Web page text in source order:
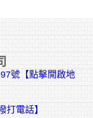
號【點擊開啟地
打電話】